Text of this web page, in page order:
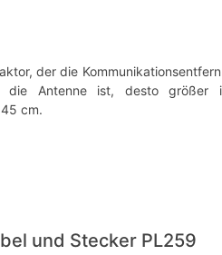
der die
die Antenne ist, desto größer
cm.
und Stecker PL259